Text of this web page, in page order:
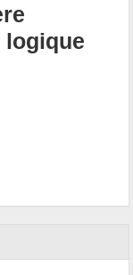
logique